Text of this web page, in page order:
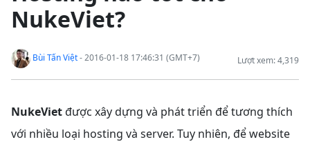
NukeViet?
Lượt xem: 4,319
Bùi Tấn Việt- 2016-01-18 17:46:31 (GMT+7)
NukeVietđược xây dựng và phát triển để tương thích
với nhiều loại hosting và server. Tuy nhiên, để website